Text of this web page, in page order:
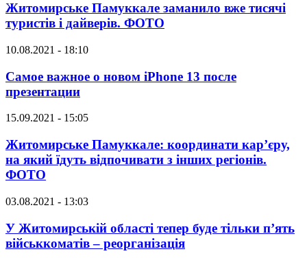
Житомирське Памуккале заманило вже тисячі
туристів і дайверів. ФОТО
10.08.2021 - 18:10
Самое важное о новом iPhone 13 после
презентации
15.09.2021 - 15:05
Житомирське Памуккале: координати кар’єру,
на який їдуть відпочивати з інших регіонів.
ФОТО
03.08.2021 - 13:03
У Житомирській області тепер буде тільки п’ять
військкоматів – реорганізація